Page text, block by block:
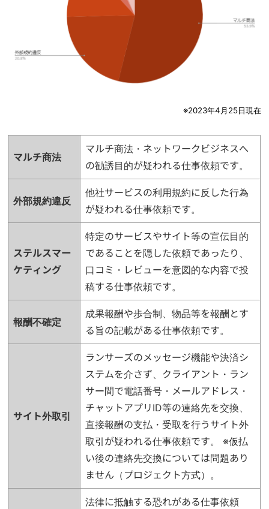
※2023年4月25日現在
マルチ商法
マルチ商法・ネットワークビジネスへ
の勧誘目的が疑われる仕事依頼です。
外部規約違反
他社サービスの利用規約に反した行為
が疑われる仕事依頼です。
ステルスマー
ケティング
特定のサービスやサイト等の宣伝目的
であることを隠した依頼であったり、
口コミ・レビューを意図的な内容で投
稿する仕事依頼です。
報酬不確定
成果報酬や歩合制、物品等を報酬とす
る旨の記載がある仕事依頼です。
サイト外取引
ランサーズのメッセージ機能や決済シ
ステムを介さず、クライアント・ラン
サー間で電話番号・メールアドレス・
チャットアプリID等の連絡先を交換、
直接報酬の支払・受取を行うサイト外
取引が疑われる仕事依頼です。 ※仮払
い後の連絡先交換については問題あり
ません（プロジェクト方式）。
法律に抵触する恐れがある仕事依頼